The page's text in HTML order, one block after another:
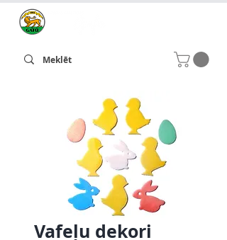
Vafeļu dekori